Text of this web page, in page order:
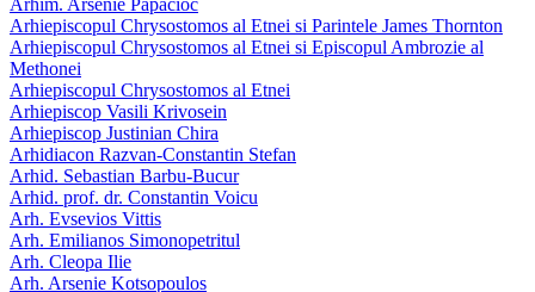
Arhiepiscopul Chrysostomos al Etnei si Parintele James Thornton
Arhiepiscopul Chrysostomos al Etnei si Episcopul Ambrozie al
Methonei
Arhiepiscopul Chrysostomos al Etnei
Arhiepiscop Vasili Krivosein
Arhiepiscop Justinian Chira
Arhidiacon Razvan-Constantin Stefan
Arhid. Sebastian Barbu-Bucur
Arhid. prof. dr. Constantin Voicu
Arh. Evsevios Vittis
Arh. Emilianos Simonopetritul
Arh. Cleopa Ilie
Arh. Arsenie Kotsopoulos